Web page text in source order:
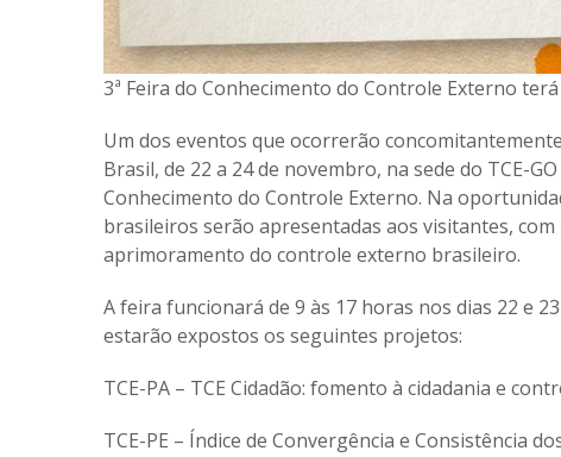
3ª Feira do Conhecimento do Controle Externo
Um dos eventos que ocorrerão
Brasil, de 22 a 24 de novembro, na sede do TCE-
Conhecimento do Controle Externo. Na
brasileiros serão apresentadas aos visitantes,
aprimoramento do controle externo brasileiro.
A feira funcionará de 9 às 17 horas nos dias 22 e
estarão expostos os seguintes projetos:
TCE-PA – TCE Cidadão: fomento à cidadania e
TCE-PE – Índice de Convergência e Consistência